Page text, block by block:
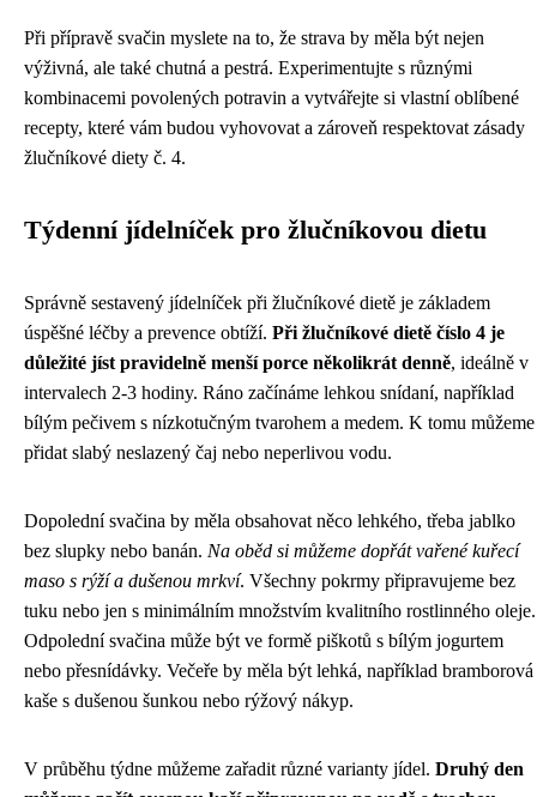
Při přípravě svačin myslete na to, že strava by měla být nejen
výživná, ale také chutná a pestrá. Experimentujte s různými
kombinacemi povolených potravin a vytvářejte si vlastní oblíbené
recepty, které vám budou vyhovovat a zároveň respektovat zásady
žlučníkové diety č. 4.
Týdenní jídelníček pro žlučníkovou dietu
Správně sestavený jídelníček při žlučníkové dietě je základem
úspěšné léčby a prevence obtíží. Při žlučníkové dietě číslo 4 je
důležité jíst pravidelně menší porce několikrát denně, ideálně v
intervalech 2-3 hodiny. Ráno začínáme lehkou snídaní, například
bílým pečivem s nízkotučným tvarohem a medem. K tomu můžeme
přidat slabý neslazený čaj nebo neperlivou vodu.
Dopolední svačina by měla obsahovat něco lehkého, třeba jablko
bez slupky nebo banán. Na oběd si můžeme dopřát vařené kuřecí
maso s rýží a dušenou mrkví. Všechny pokrmy připravujeme bez
tuku nebo jen s minimálním množstvím kvalitního rostlinného oleje.
Odpolední svačina může být ve formě piškotů s bílým jogurtem
nebo přesnídávky. Večeře by měla být lehká, například bramborová
kaše s dušenou šunkou nebo rýžový nákyp.
V průběhu týdne můžeme zařadit různé varianty jídel. Druhý den